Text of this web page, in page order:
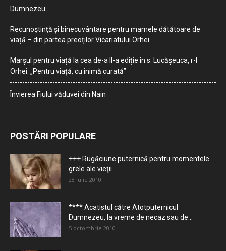
Dumnezeu…
Recunoștință și binecuvântare pentru mamele dătătoare de
viață – din partea preoților Vicariatului Orhei
Marșul pentru viață la cea de-a II-a ediție în s. Lucășeuca, r-l
Orhei: „Pentru viață, cu inimă curată”
Învierea Fiului văduvei din Nain
POSTĂRI POPULARE
+++ Rugăciune puternică pentru momentele
grele ale vieţii
28 iulie 2010
**** Acatistul către Atotputernicul
Dumnezeu, la vreme de necaz sau de...
5 octombrie 2010